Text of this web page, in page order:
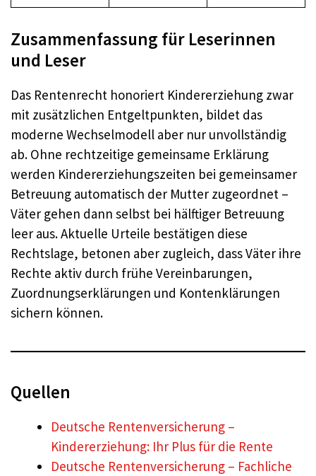
Zusammenfassung für Leserinnen
und Leser
Das Rentenrecht honoriert Kindererziehung zwar
mit zusätzlichen Entgeltpunkten, bildet das
moderne Wechselmodell aber nur unvollständig
ab. Ohne rechtzeitige gemeinsame Erklärung
werden Kindererziehungszeiten bei gemeinsamer
Betreuung automatisch der Mutter zugeordnet –
Väter gehen dann selbst bei hälftiger Betreuung
leer aus. Aktuelle Urteile bestätigen diese
Rechtslage, betonen aber zugleich, dass Väter ihre
Rechte aktiv durch frühe Vereinbarungen,
Zuordnungserklärungen und Kontenklärungen
sichern können.
Quellen
Deutsche Rentenversicherung –
Kindererziehung: Ihr Plus für die Rente
Deutsche Rentenversicherung – Fachliche